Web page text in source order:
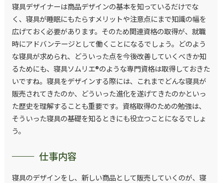
寝具デザイナーは商品デザインの基本を知っているだけでな
く、寝具が睡眠にもたらすメリットや注意点にまで知識の幅を
広げておく必要があります。そのため関連資格の取得が、就職
時にアドバンテージとして働くことになるでしょう。どのよう
な寝具が求められ、どういった点を今後改善していくべきか知
るためにも、寝具ソムリエ®のような専門資格は取得しておきた
いですね。寝具をデザインする際には、これまでどんな寝具が
販売されてきたのか、どういった進化を遂げてきたのかといっ
た歴史を理解することも重要です。資格取得のための勉強は、
そういった寝具の基礎を知るときにも役立つことになるでしょ
う。
仕事内容
寝具のデザインをし、新しい商品として販売していくのが、寝